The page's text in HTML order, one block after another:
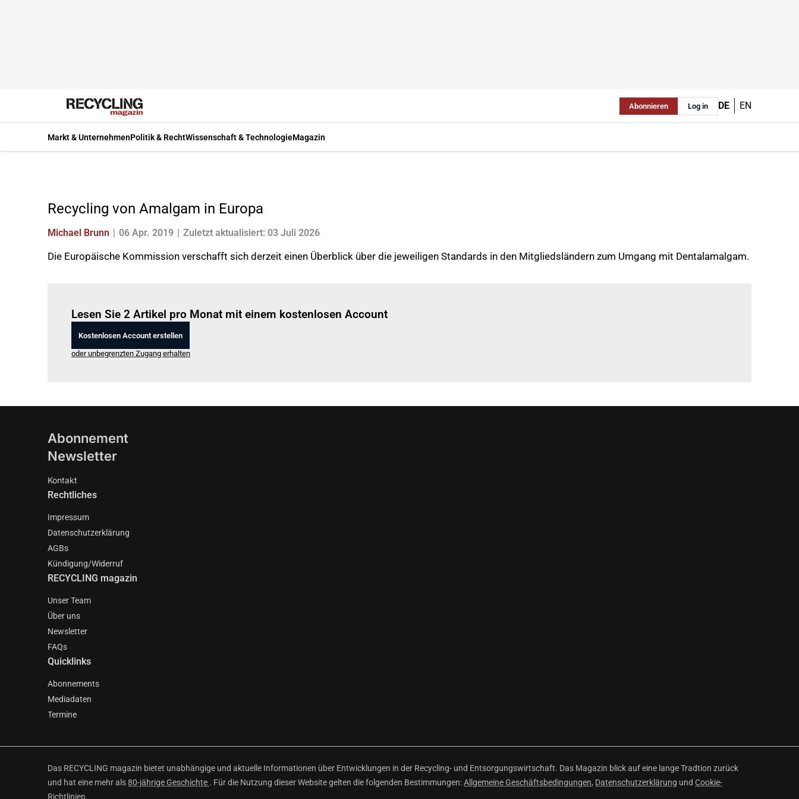
Abonnieren Log in DE EN
Markt & UnternehmenPolitik & RechtWissenschaft & TechnologieMagazin
Recycling von Amalgam in Europa
Michael Brunn 06 Apr. 2019 Zuletzt aktualisiert: 03 Juli 2026
Die Europäische Kommission verschafft sich derzeit einen Überblick über die jeweiligen Standards in den Mitgliedsländern zum Umgang mit Dentalamalgam.
Lesen Sie 2 Artikel pro Monat mit einem kostenlosen Account
Kostenlosen Account erstellen
oder unbegrenzten Zugang erhalten
Abonnement
Newsletter
Kontakt
Rechtliches
Impressum
Datenschutzerklärung
AGBs
Kündigung/Widerruf
RECYCLING magazin
Unser Team
Über uns
Newsletter
FAQs
Quicklinks
Abonnements
Mediadaten
Termine
Das RECYCLING magazin bietet unabhängige und aktuelle Informationen über Entwicklungen in der Recycling- und Entsorgungswirtschaft. Das Magazin blick auf eine lange Tradtion zurück
und hat eine mehr als80-jährige Geschichte . Für die Nutzung dieser Website gelten die folgenden Bestimmungen:Allgemeine Geschäftsbedingungen, Datenschutzerklärung und Cookie-
Richtlinien.